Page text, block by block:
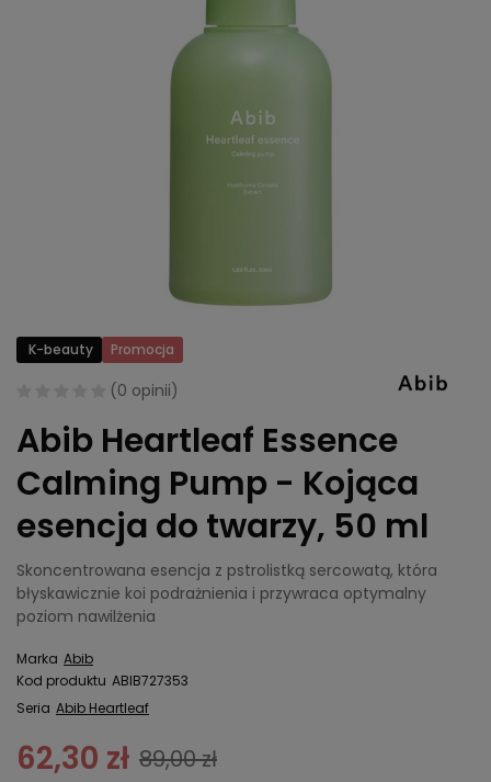
K-beauty Promocja
(0 opinii)
Abib Heartleaf Essence
Calming Pump - Kojąca
esencja do twarzy, 50 ml
Skoncentrowana esencja z pstrolistką sercowatą, która
błyskawicznie koi podrażnienia i przywraca optymalny
poziom nawilżenia
Marka Abib
Kod produktu ABIB727353
Seria Abib Heartleaf
62,30 zł 89,00 zł